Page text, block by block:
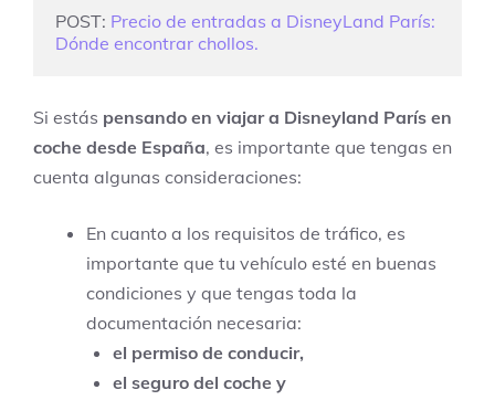
POST: Precio de entradas a DisneyLand París:
Dónde encontrar chollos.
Si estás pensando en viajar a Disneyland París en
coche desde España, es importante que tengas en
cuenta algunas consideraciones:
En cuanto a los requisitos de tráfico, es
importante que tu vehículo esté en buenas
condiciones y que tengas toda la
documentación necesaria:
el permiso de conducir,
el seguro del coche y